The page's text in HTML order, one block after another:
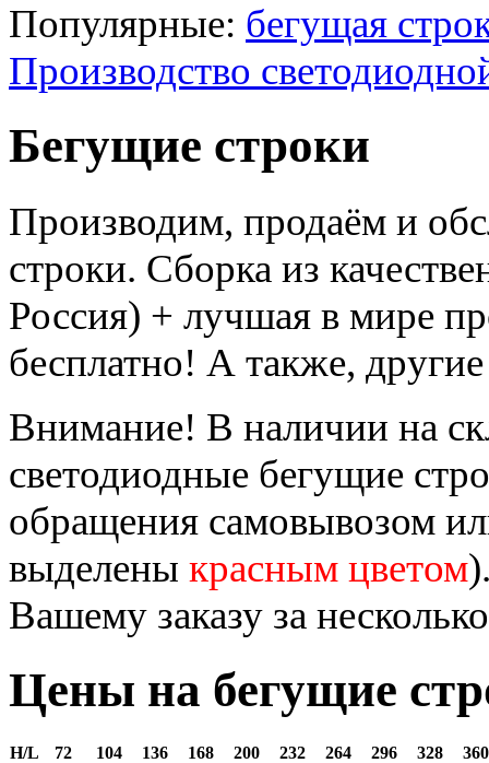
Популярные: бегущая
Производство
Бегущие строки
Производим, продаём и
строки. Сборка из
Россия) + лучшая в мире
бесплатно! А также,
Внимание! В наличии на
светодиодные бегущие
обращения самовывозом
выделены красным цветом
Вашему заказу за
Цены на бегущие
H/L 72 104 136 168 200 232 264 296 328
360